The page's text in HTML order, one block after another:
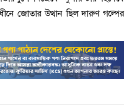
জোতার উত্থান ছিল দারুণ গল্পের